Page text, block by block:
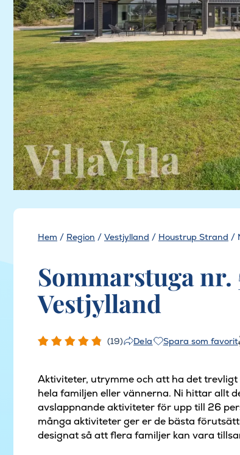
Hem / Region / Vestjylland / Houstrup Strand /
Sommarstuga
Vestjylland
(19) Dela Spara som favorit
Aktiviteter, utrymme och att ha det
hela familjen eller vännerna. Ni hittar allt
avslappnande aktiviteter för upp till 26
många aktiviteter ger er de bästa
designat så att flera familjer kan vara